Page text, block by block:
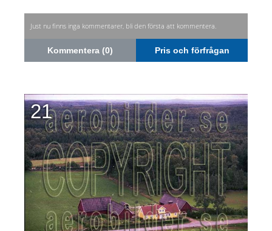
Just nu finns inga kommentarer, bli den första att kommentera.
Kommentera (0) Pris och förfrågan
21